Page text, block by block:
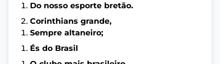
Do nosso esporte bretão.
Corinthians grande,
Sempre altaneiro;
És do Brasil